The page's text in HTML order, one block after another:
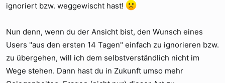
ignoriert bzw. weggewischt hast!
Nun denn, wenn du der Ansicht bist, den Wunsch eines
Users "aus den ersten 14 Tagen" einfach zu ignorieren bzw.
zu übergehen, will ich dem selbstverständlich nicht im
Wege stehen. Dann hast du in Zukunft umso mehr